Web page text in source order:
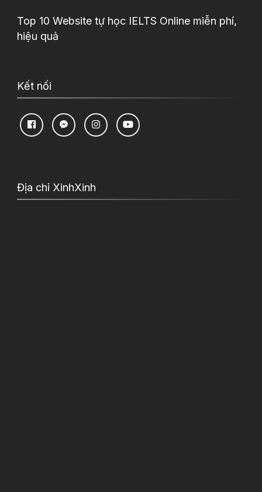
Top 10 Website tự học IELTS Online miễn phí,
hiệu quả
Kết nối
Địa chỉ XinhXinh